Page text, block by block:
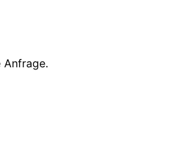
Anfrage.